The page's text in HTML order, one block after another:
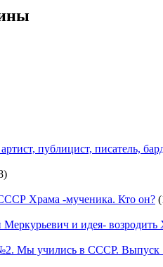
публицист, писатель,
Храма -мученика. Кто он?
и идея- возродить
Мы учились в СССР. Выпуск